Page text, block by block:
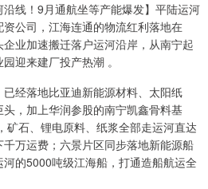
沿线！9月通航坐等产能爆发】平陆运河
公司，江海连通的物流红利落地在
业加速搬迁落户运河沿岸，从南宁起
迎来建厂投产热潮 。
经落地比亚迪新能源材料、太阳纸
，加上华润参股的南宁凯鑫骨料基
矿石、锂电原料、纸浆全部走运河直达
万运费；六景片区同步落地新能源船
的5000吨级江海船，打通造船航运全